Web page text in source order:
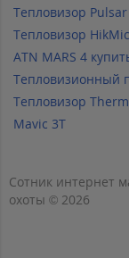
Тепловизор
Тепловизор
ATN MARS 4
Тепловизионный
Тепловизор
Mavic 3T
Сотник интернет
охоты © 2026